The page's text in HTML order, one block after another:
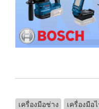
เครื่องมือช่าง เครื่องมือ